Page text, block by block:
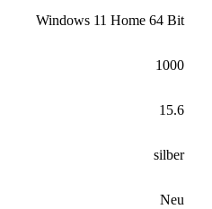
Windows 11 Home 64 Bit
1000
15.6
silber
Neu